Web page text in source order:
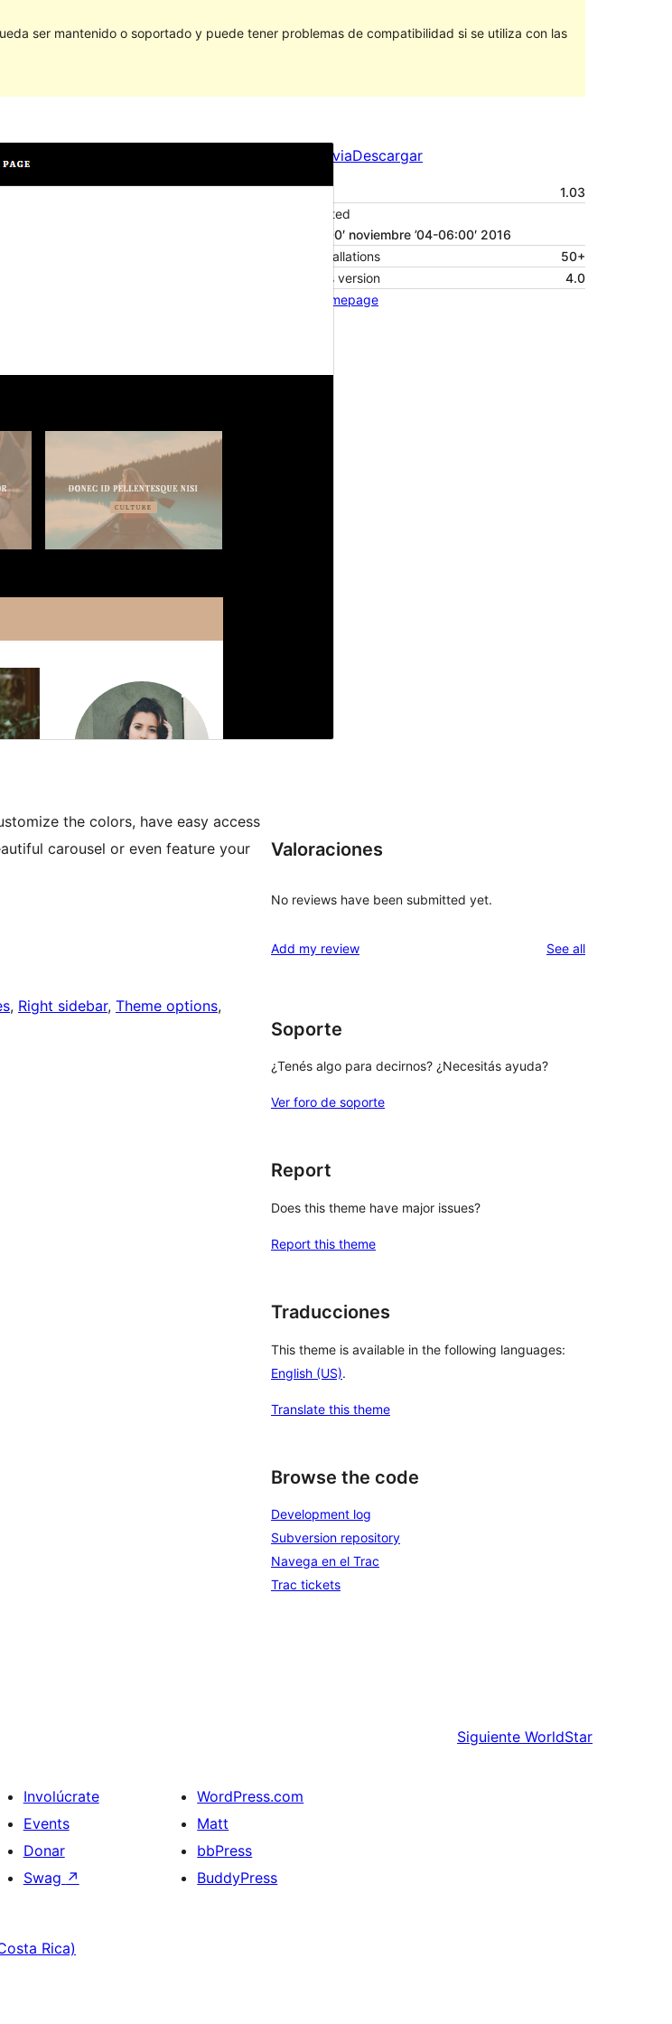
ser mantenido o soportado y puede tener problemas de compatibilidad si se utiliza con las
Vista previaDescargar
1.03
Last updated
4 ’04-06:00′ noviembre ’04-06:00′ 2016
Active installations
50+
WordPress version
4.0
Theme homepage
the colors, have easy access
carousel or even feature your
, Right sidebar, Theme options
Valoraciones
No reviews have been submitted yet.
Add my review See allreviews
Soporte
¿Tenés algo para decirnos? ¿Necesitás ayuda?
Ver foro de soporte
Report
Does this theme have major issues?
Report this theme
Traducciones
This theme is available in the following languages:
English (US).
Translate this theme
Browse the code
Development log
Subversion repository
Navega en el Trac
Trac tickets
Siguiente WorldStar
Involúcrate
Events
Donar
Swag ↗
WordPress.com
Matt
bbPress
BuddyPress
Rica)